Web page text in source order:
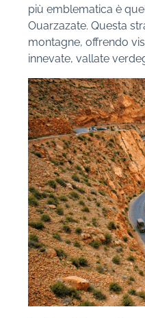
più emblematica è
Ouarzazate. Questa
montagne, offrendo
innevate, vallate